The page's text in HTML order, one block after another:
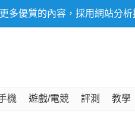
多優質的內容，採用網站分
機 遊戲/電競 評測 教學